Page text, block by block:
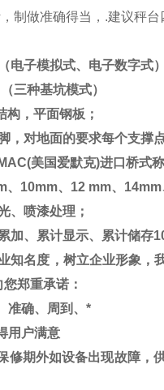
制做准确得当， .建议秤台
电子模拟式、电子数字式）
（三种基坑模式）
构，平面钢板；
，对地面的要求每个支撑
MAC(美国爱默克)进口桥式
、 10mm、 12 mm、 14mm
、喷漆处理；
加、累计显示、累计储存
知名度，树立企业形象，
您郑重承诺：
准确、周到、*
用户满意
修期外如设备出现故障